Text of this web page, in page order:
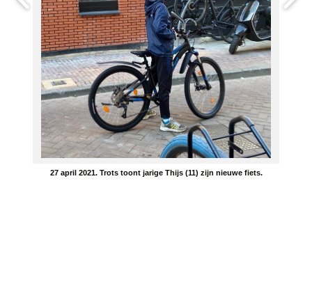
27 april 2021. Trots toont jarige Thijs (11) zijn nieuwe fiets.